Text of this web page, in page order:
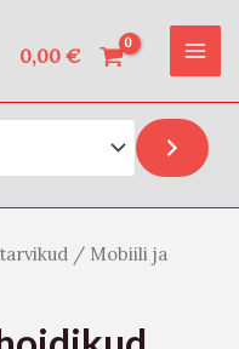
0,00 €
/ Mobiili ja